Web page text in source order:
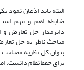
البته باید اذعان
ضابطة اهم و مهم
دایرمدار حل تعارض
مباحث ناظر به حل
بتوان کل نظریه
برای حفظ نظام دانست.